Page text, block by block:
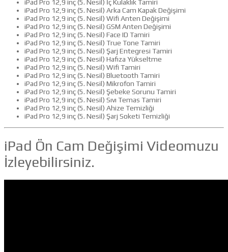
iPad Pro 12,9 inç (5. Nesil) İç Kulaklık Tamiri
iPad Pro 12,9 inç (5. Nesil) Arka Cam Kapak Değişimi
iPad Pro 12,9 inç (5. Nesil) Wifi Anten Değişimi
iPad Pro 12,9 inç (5. Nesil) GSM Anten Değişimi
iPad Pro 12,9 inç (5. Nesil) Face ID Tamiri
iPad Pro 12,9 inç (5. Nesil) True Tone Tamiri
iPad Pro 12,9 inç (5. Nesil) Şarj Entegresi Tamiri
iPad Pro 12,9 inç (5. Nesil) Hafıza Yükseltme
iPad Pro 12,9 inç (5. Nesil) Wifi Tamiri
iPad Pro 12,9 inç (5. Nesil) Bluetooth Tamiri
iPad Pro 12,9 inç (5. Nesil) Mikrofon Tamiri
iPad Pro 12,9 inç (5. Nesil) Şebeke Sorunu Tamiri
iPad Pro 12,9 inç (5. Nesil) Sıvı Temas Tamiri
iPad Pro 12,9 inç (5. Nesil) Ahize Temizliği
iPad Pro 12,9 inç (5. Nesil) Şarj Soketi Temizliği
iPad Ön Cam Değişimi Videomuzu
İzleyebilirsiniz.